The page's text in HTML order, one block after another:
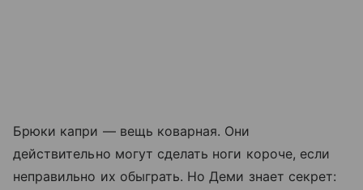
Брюки капри — вещь коварная. Они
действительно могут сделать ноги короче, если
неправильно их обыграть. Но Деми знает секрет: